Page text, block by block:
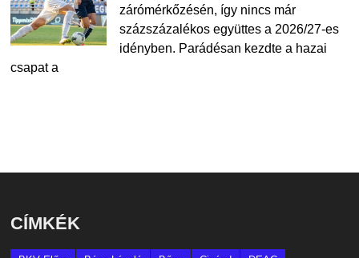
zárómérkőzésén, így nincs már
százszázalékos együttes a 2026/27-es
idényben. Parádésan kezdte a hazai
csapat a
CÍMKÉK